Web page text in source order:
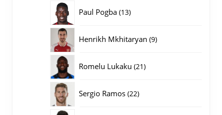
Paul Pogba 1313
Henrikh Mkhitaryan 99
Romelu Lukaku 2121
Sergio Ramos 2222